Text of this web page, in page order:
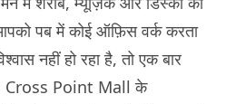
पब में कोई ऑफ़िस वर्क करता
नहीं हो रहा है, तो एक बार
Cross Point Mall के